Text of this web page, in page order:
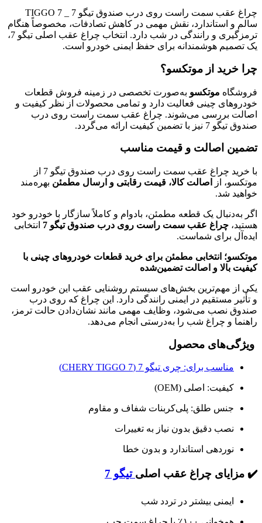
چراغ عقب سمت راست روی درب صندوق تیگو 7 _ TIGGO 7
سالم و استاندارد، نقش مهمی در کاهش تصادفات، مخصوصاً هنگام
ترمزگیری و رانندگی در شب دارد. انتخاب چراغ عقب اصلی تیگو 7،
یک تصمیم هوشمندانه برای حفظ ایمنی خودرو است.
چرا خرید از موتکسو؟
فروشگاه موتکسو به‌صورت تخصصی در زمینه فروش قطعات
خودروهای چینی فعالیت دارد و تمامی محصولات از نظر کیفیت و
اصالت بررسی می‌شوند. چراغ عقب سمت راست روی درب
صندوق تیگو 7 نیز با تضمین کیفیت ارائه می‌گردد.
تضمین اصالت و قیمت مناسب
با خرید چراغ عقب سمت راست روی درب صندوق تیگو 7 از
موتکسو، از
اصالت کالا، قیمت رقابتی و ارسال مطمئن بهره‌مند
خواهید شد.
اگر به‌دنبال یک قطعه مطمئن، بادوام و کاملاً سازگار با خودرو خود
هستید، چراغ عقب سمت راست روی درب صندوق تیگو 7
انتخابی
ایده‌آل برای شماست.
موتکسو؛ انتخابی مطمئن برای خرید قطعات خودروهای چینی با
کیفیت بالا و اصالت تضمین‌شده
یکی از مهم‌ترین بخش‌های سیستم روشنایی عقب این خودرو است
و تأثیر مستقیم در ایمنی رانندگی دارد. این چراغ که روی درب
صندوق نصب می‌شود، وظایف مهمی مانند نشان‌دادن حالت ترمز،
راهنما و چراغ شب را به‌درستی انجام می‌دهد.
ویژگی‌های محصول
مناسب برای: چری تیگو 7 (CHERY TIGGO 7)
کیفیت: اصلی (OEM)
جنس طلق: پلی‌کربنات شفاف و مقاوم
نصب دقیق بدون نیاز به تغییرات
نوردهی استاندارد و بدون خطا
✔️ مزایای چراغ عقب اصلی تیگو 7
ایمنی بیشتر در تردد شب